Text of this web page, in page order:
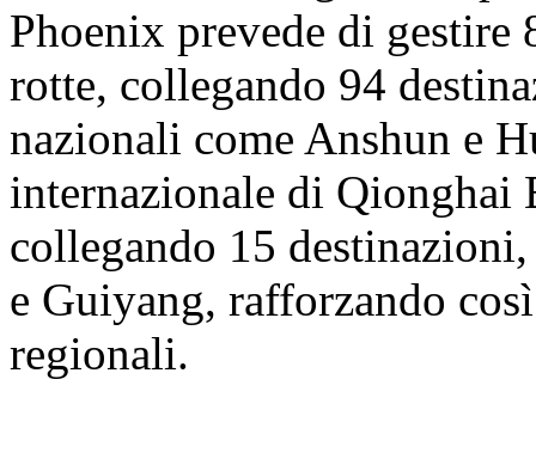
Phoenix prevede di gestire
rotte, collegando 94
nazionali come Anshun e
internazionale di Qionghai
collegando 15
e Guiyang, rafforzando
regionali.